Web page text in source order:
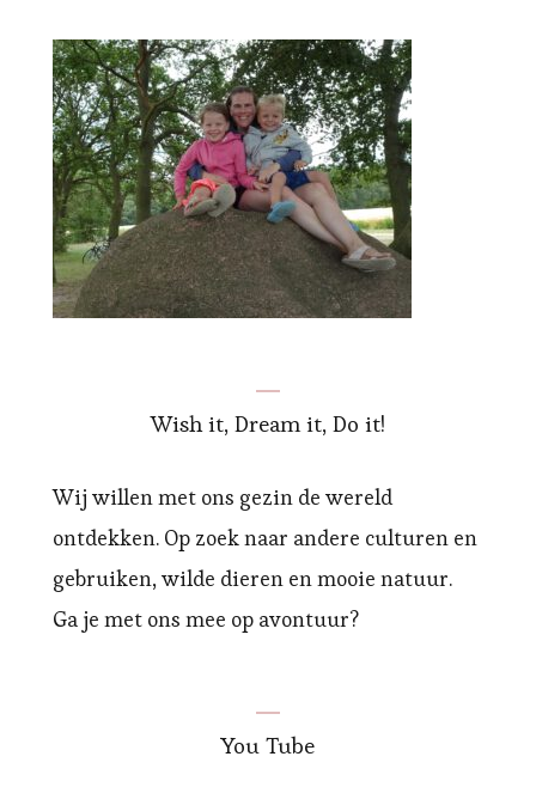
Wish it, Dream it, Do it!
Wij willen met ons gezin de wereld
ontdekken. Op zoek naar andere culturen en
gebruiken, wilde dieren en mooie natuur.
Ga je met ons mee op avontuur?
You Tube